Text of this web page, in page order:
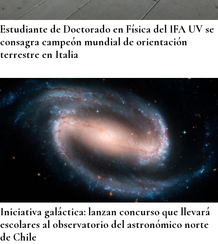
Estudiante de Doctorado en Física del IFA UV se
consagra campeón mundial de orientación
terrestre en Italia
Iniciativa galáctica: lanzan concurso que llevará
escolares al observatorio del astronómico norte
de Chile